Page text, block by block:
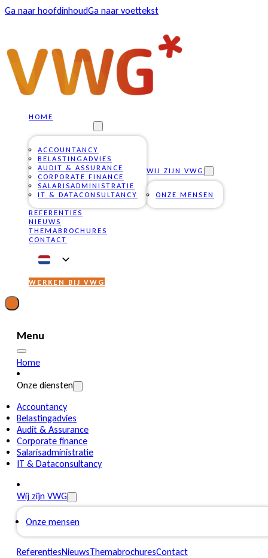
Ga naar hoofdinhoudGa naar voettekst
HOME
ACCOUNTANCY
BELASTINGADVIES
AUDIT & ASSURANCE
CORPORATE FINANCE
SALARISADMINISTRATIE
IT & DATACONSULTANCY
WIJ ZIJN VWG
ONZE MENSEN
REFERENTIES
NIEUWS
THEMABROCHURES
CONTACT
WERKEN BIJ VWG
Menu
Home
Onze diensten
Accountancy
Belastingadvies
Audit & Assurance
Corporate finance
Salarisadministratie
IT & Dataconsultancy
Wij zijn VWG
Onze mensen
ReferentiesNieuwsThemabrochuresContact